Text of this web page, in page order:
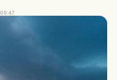
09:47